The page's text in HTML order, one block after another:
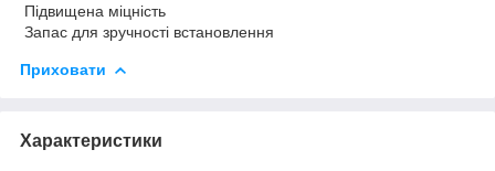
Підвищена міцність
Запас для зручності встановлення
Приховати
Характеристики